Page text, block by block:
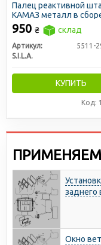
Палец реактивной
КАМАЗ металл в
(S.I.L.A.)
950 ₴ склад
Артикул:
S.I.L.A.
КУПИТЬ
Код:
заднего
Окно